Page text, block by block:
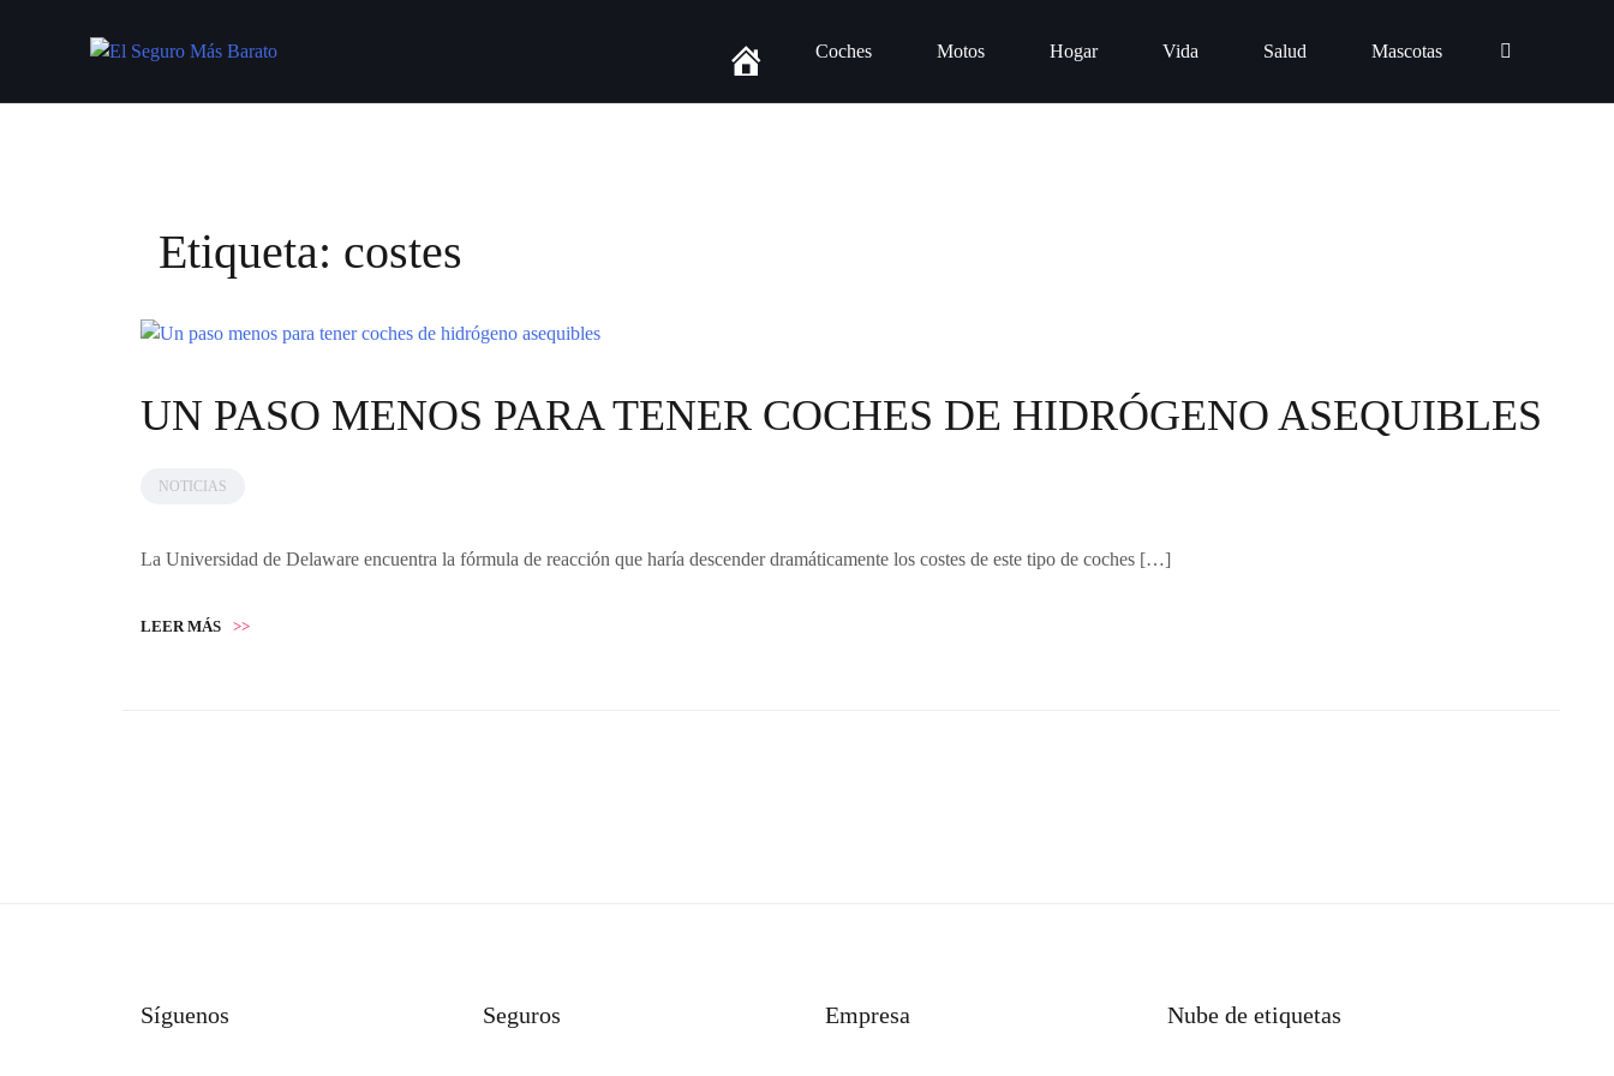
Coches Motos Hogar Vida Salud Mascotas
Etiqueta: costes
UN PASO MENOS PARA TENER COCHES DE HIDRÓGENO ASEQUIBLES
NOTICIAS
La Universidad de Delaware encuentra la fórmula de reacción que haría descender dramáticamente los costes de este tipo de coches […]
LEER MÁS >>
Síguenos Seguros Empresa Nube de etiquetas